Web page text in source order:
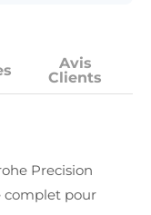
Avis
Clients
Precision
complet pour